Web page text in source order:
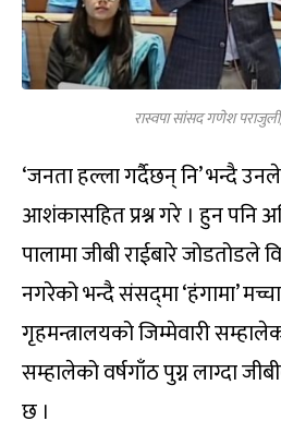
रास्वपा सांसद गणेश
‘जनता हल्ला गर्दैछन् नि’ भन्दै
आशंकासहित प्रश्न गरे । हुन पनि
पालामा जीबी राईबारे जोडतोडले
नगरेको भन्दै संसद्‌मा ‘हंगामा’
गृहमन्त्रालयको जिम्मेवारी
सम्हालेको वर्षगाँठ पुग्न लाग्दा
छ ।